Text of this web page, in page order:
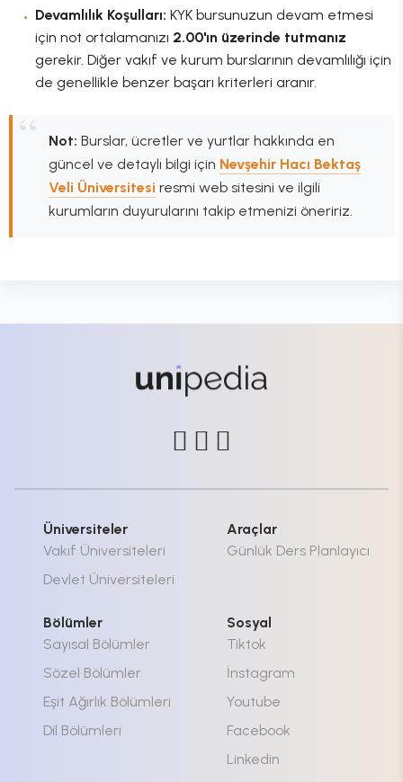
Devamlılık Koşulları: KYK bursunuzun devam etmesi
için not ortalamanızı 2.00'ın üzerinde tutmanız
gerekir. Diğer vakıf ve kurum burslarının devamlılığı için
de genellikle benzer başarı kriterleri aranır.
Not: Burslar, ücretler ve yurtlar hakkında en
güncel ve detaylı bilgi için Nevşehir Hacı Bektaş
Veli Üniversitesi resmi web sitesini ve ilgili
kurumların duyurularını takip etmenizi öneririz.
Üniversiteler
Vakıf Üniversiteleri
Devlet Üniversiteleri
Araçlar
Günlük Ders Planlayıcı
Bölümler
Sayısal Bölümler
Sözel Bölümler
Eşit Ağırlık Bölümleri
Dil Bölümleri
Sosyal
Tiktok
İnstagram
Youtube
Facebook
Linkedin